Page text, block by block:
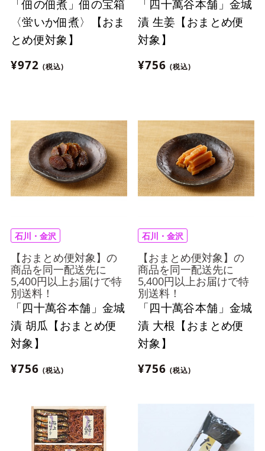
「佃の佃煮」佃の宝箱
〈蛍いか佃煮〉【おま
とめ便対象】
¥972 (税込)
「四十萬谷本舗」金城
漬 生姜【おまとめ便
対象】
¥756 (税込)
石川・金沢
【おまとめ便対象】の
商品を同一配送先に
5,400円以上お届けで特
別送料！
「四十萬谷本舗」金城
漬 胡瓜【おまとめ便
対象】
¥756 (税込)
石川・金沢
【おまとめ便対象】の
商品を同一配送先に
5,400円以上お届けで特
別送料！
「四十萬谷本舗」金城
漬 大根【おまとめ便
対象】
¥756 (税込)